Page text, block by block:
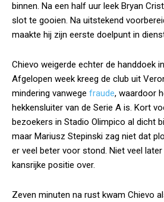
binnen. Na een half uur leek Bryan
slot te gooien. Na uitstekend
maakte hij zijn eerste doelpunt in
Chievo weigerde echter de handdoek
Afgelopen week kreeg de club uit
mindering vanwege fraude, waardoor
hekkensluiter van de Serie A is. Kort
bezoekers in Stadio Olimpico al dicht
maar Mariusz Stepinski zag niet dat
er veel beter voor stond. Niet veel
kansrijke positie over.
Zeven minuten na rust kwam Chievo